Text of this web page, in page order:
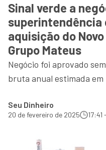
Sinal verde a
superintendência
aquisição do
Grupo Mateus
Negócio foi aprovado
bruta anual estimada em
Seu Dinheiro
20 de fevereiro de 2025